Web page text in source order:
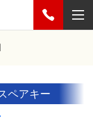
ペアキー